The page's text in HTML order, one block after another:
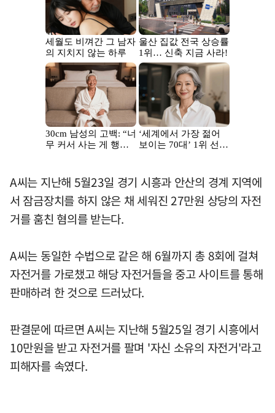
A씨는 지난해 5월23일 경기 시흥과 안산의 경계 지역에
서 잠금장치를 하지 않은 채 세워진 27만원 상당의 자전
거를 훔친 혐의를 받는다.
A씨는 동일한 수법으로 같은 해 6월까지 총 8회에 걸쳐
자전거를 가로챘고 해당 자전거들을 중고 사이트를 통해
판매하려 한 것으로 드러났다.
판결문에 따르면 A씨는 지난해 5월25일 경기 시흥에서
10만원을 받고 자전거를 팔며 '자신 소유의 자전거'라고
피해자를 속였다.